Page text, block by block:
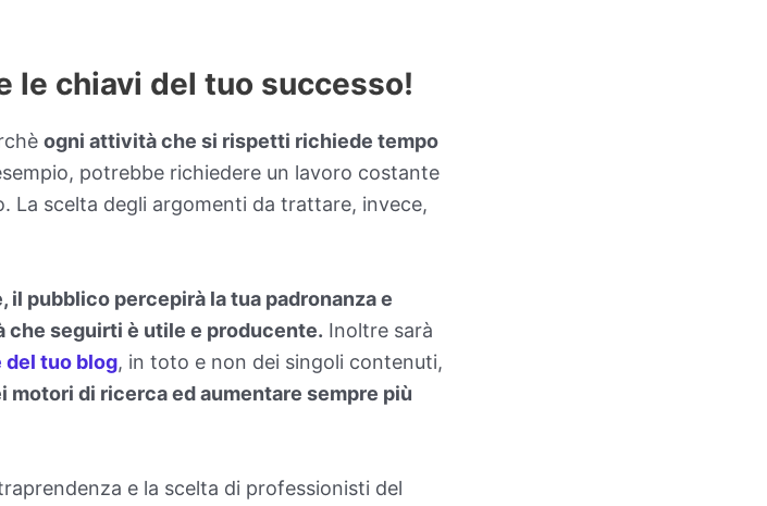
le chiavi del tuo successo!
ogni attività che si rispetti richiede tempo
potrebbe richiedere un lavoro costante
La scelta degli argomenti da trattare, invece,
pubblico percepirà la tua padronanza e
che seguirti è utile e producente. Inoltre sarà
del tuo blog, in toto e non dei singoli contenuti,
di ricerca ed aumentare sempre più
e la scelta di professionisti del